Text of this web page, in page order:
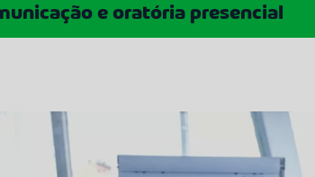
e oratória presencial